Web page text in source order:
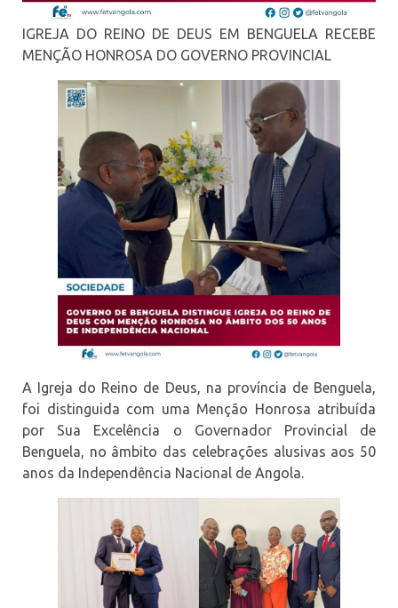
IGREJA DO REINO DE DEUS EM BENGUELA RECEBE
MENÇÃO HONROSA DO GOVERNO PROVINCIAL
A Igreja do Reino de Deus, na província de Benguela,
foi distinguida com uma Menção Honrosa atribuída
por Sua Excelência o Governador Provincial de
Benguela, no âmbito das celebrações alusivas aos 50
anos da Independência Nacional de Angola.